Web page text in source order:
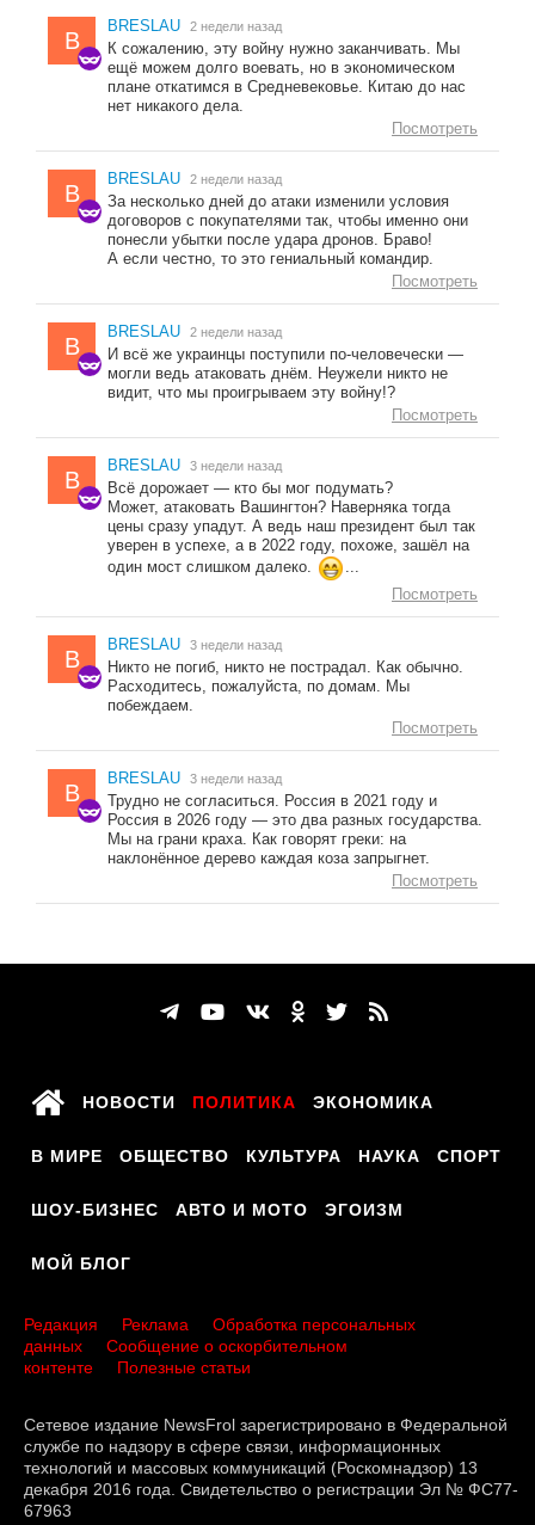
B
BRESLAU 2 недели назад
К сожалению, эту войну нужно заканчивать. Мы
ещё можем долго воевать, но в экономическом
плане откатимся в Средневековье. Китаю до нас
нет никакого дела.
Посмотреть
B
BRESLAU 2 недели назад
За несколько дней до атаки изменили условия
договоров с покупателями так, чтобы именно они
понесли убытки после удара дронов. Браво!
А если честно, то это гениальный командир.
Посмотреть
B
BRESLAU 2 недели назад
И всё же украинцы поступили по-человечески —
могли ведь атаковать днём. Неужели никто не
видит, что мы проигрываем эту войну!?
Посмотреть
B
BRESLAU 3 недели назад
Всё дорожает — кто бы мог подумать?
Может, атаковать Вашингтон? Наверняка тогда
цены сразу упадут. А ведь наш президент был так
уверен в успехе, а в 2022 году, похоже, зашёл на
один мост слишком далеко.
...
Посмотреть
B
BRESLAU 3 недели назад
Никто не погиб, никто не пострадал. Как обычно.
Расходитесь, пожалуйста, по домам. Мы
побеждаем.
Посмотреть
B
BRESLAU 3 недели назад
Трудно не согласиться. Россия в 2021 году и
Россия в 2026 году — это два разных государства.
Мы на грани краха. Как говорят греки: на
наклонённое дерево каждая коза запрыгнет.
Посмотреть
НОВОСТИ ПОЛИТИКА ЭКОНОМИКА
В МИРЕ ОБЩЕСТВО КУЛЬТУРА НАУКА СПОРТ
ШОУ-БИЗНЕС АВТО И МОТО ЭГОИЗМ
МОЙ БЛОГ
Редакция Реклама
Обработка персональных
данных
Сообщение о оскорбительном
контенте
Полезные статьи
Сетевое издание NewsFrol зарегистрировано в Федеральной
службе по надзору в сфере связи, информационных
технологий и массовых коммуникаций (Роскомнадзор) 13
декабря 2016 года. Свидетельство о регистрации Эл № ФС77-
67963